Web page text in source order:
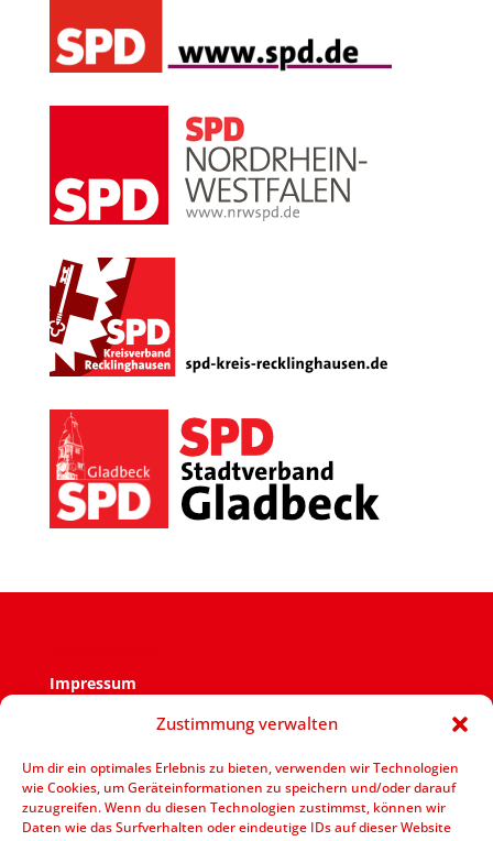
Zustimmung verwalten
Um dir ein optimales Erlebnis zu bieten, verwenden wir Technologien
wie Cookies, um Geräteinformationen zu speichern und/oder darauf
zuzugreifen. Wenn du diesen Technologien zustimmst, können wir
Daten wie das Surfverhalten oder eindeutige IDs auf dieser Website
Impressum
Verantwortlich für den Inhalt ist der SPD Ortsverein
V.i.S.d.P.: Jens Bennarend Goetheplatz 11 – 45964
Gladbeck